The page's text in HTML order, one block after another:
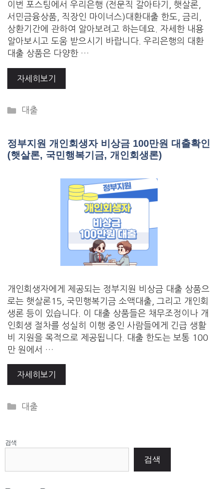
이번 포스팅에서 우리은행 (전문직 갈아타기, 햇살론,
서민금융상품, 직장인 마이너스)대환대출 한도, 금리,
상환기간에 관하여 알아보려고 하는데요. 자세한 내용
알아보시고 도움 받으시기 바랍니다. 우리은행의 대환
대출 상품은 다양한 …
자세히보기
Categories
대출
정부지원 개인회생자 비상금 100만원 대출확인
(햇살론, 국민행복기금, 개인회생론)
개인회생자에게 제공되는 정부지원 비상금 대출 상품으
로는 햇살론15, 국민행복기금 소액대출, 그리고 개인회
생론 등이 있습니다. 이 대출 상품들은 채무조정이나 개
인회생 절차를 성실히 이행 중인 사람들에게 긴급 생활
비 지원을 목적으로 제공됩니다. 대출 한도는 보통 100
만 원에서 …
자세히보기
Categories
대출
검색
검색